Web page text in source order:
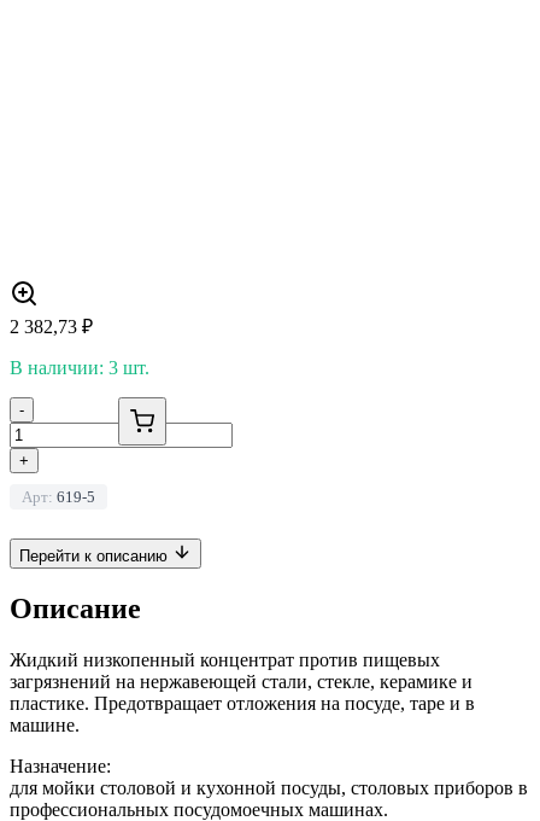
2 382,73 ₽
В наличии: 3 шт.
-
+
Арт: 619-5
Перейти к описанию
Описание
Жидкий низкопенный концентрат против пищевых
загрязнений на нержавеющей стали, стекле, керамике и
пластике. Предотвращает отложения на посуде, таре и в
машине.
Назначение:
для мойки столовой и кухонной посуды, столовых приборов в
профессиональных посудомоечных машинах.